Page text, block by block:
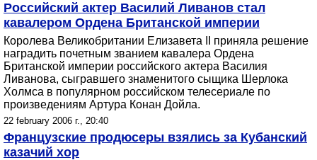
Российский актер Василий Ливанов стал
кавалером Ордена Британской империи
Королева Великобритании Елизавета II приняла решение
наградить почетным званием кавалера Ордена
Британской империи российского актера Василия
Ливанова, сыгравшего знаменитого сыщика Шерлока
Холмса в популярном российском телесериале по
произведениям Артура Конан Дойла.
22 february 2006 г., 20:40
Французские продюсеры взялись за Кубанский
казачий хор